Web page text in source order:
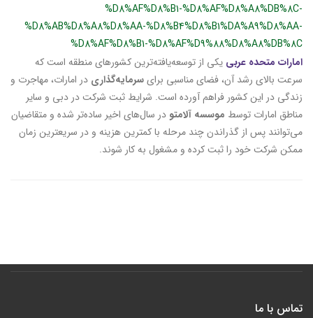
%D8%AF%D8%B1-%D8%AF%D8%A8%DB%8C-
%D8%AB%D8%A8%D8%AA-%D8%B4%D8%B1%DA%A9%D8%AA-
%D8%AF%D8%B1-%D8%AF%D9%88%D8%A8%DB%8C
امارات متحده عربی یکی از توسعه‌یافته‌ترین کشورهای منطقه است که
سرعت بالای رشد آن، فضای مناسبی برایسرمایه‌گذاری در امارات، مهاجرت و
زندگی در این کشور فراهم آورده است. شرایط ثبت شرکت در دبی و سایر
مناطق امارات توسط موسسه آلامتو در سال‌های اخیر ساده‌تر شده و متقاضیان
می‌توانند پس از گذراندن چند مرحله با کمترین هزینه و در سریعترین زمان
ممکن شرکت خود را ثبت کرده و مشغول به کار شوند.
تماس با ما